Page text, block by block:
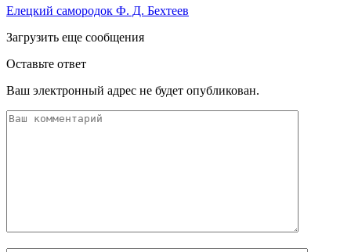
Елецкий самородок Ф. Д. Бехтеев
Загрузить еще сообщения
Оставьте ответ
Ваш электронный адрес не будет опубликован.